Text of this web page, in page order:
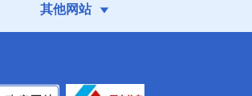
其他网站